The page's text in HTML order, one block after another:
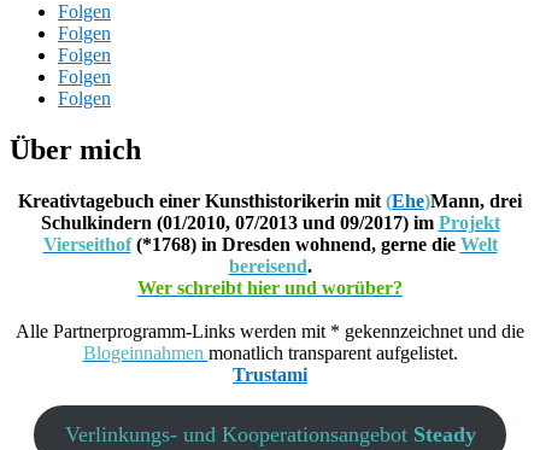
Folgen
Folgen
Folgen
Folgen
Folgen
Über mich
Kreativtagebuch einer Kunsthistorikerin mit (Ehe)Mann, drei
Schulkindern (01/2010, 07/2013 und 09/2017) im Projekt
Vierseithof(*1768) in Dresden wohnend, gerne die Welt
bereisend.
Wer schreibt hier und worüber?
Alle Partnerprogramm-Links werden mit * gekennzeichnet und die
Blogeinnahmen monatlich transparent aufgelistet.
Trustami
Verlinkungs- und Kooperationsangebot Steady